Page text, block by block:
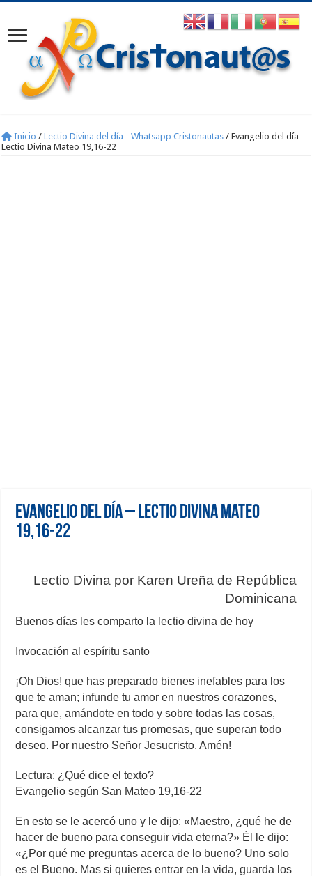
Inicio / Lectio Divina del día - Whatsapp Cristonautas / Evangelio del día –
Lectio Divina Mateo 19,16-22
Evangelio del día – Lectio Divina Mateo
19,16-22
Lectio Divina por Karen Ureña de República
Dominicana
Buenos días les comparto la lectio divina de hoy
Invocación al espíritu santo
¡Oh Dios! que has preparado bienes inefables para los
que te aman; infunde tu amor en nuestros corazones,
para que, amándote en todo y sobre todas las cosas,
consigamos alcanzar tus promesas, que superan todo
deseo. Por nuestro Señor Jesucristo. Amén!
Lectura: ¿Qué dice el texto?
Evangelio según San Mateo 19,16-22
En esto se le acercó uno y le dijo: «Maestro, ¿qué he de
hacer de bueno para conseguir vida eterna?» Él le dijo:
«¿Por qué me preguntas acerca de lo bueno? Uno solo
es el Bueno. Mas si quieres entrar en la vida, guarda los